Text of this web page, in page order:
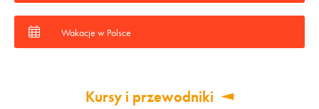
Wakacje w Polsce
Kursy i przewodniki